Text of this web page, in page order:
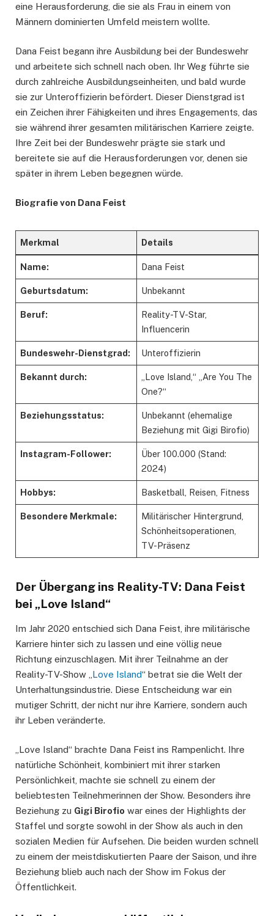
eine Herausforderung, die sie als Frau in einem von
Männern dominierten Umfeld meistern wollte.
Dana Feist begann ihre Ausbildung bei der Bundeswehr
und arbeitete sich schnell nach oben. Ihr Weg führte sie
durch zahlreiche Ausbildungseinheiten, und bald wurde
sie zur Unteroffizierin befördert. Dieser Dienstgrad ist
ein Zeichen ihrer Fähigkeiten und ihres Engagements, das
sie während ihrer gesamten militärischen Karriere zeigte.
Ihre Zeit bei der Bundeswehr prägte sie stark und
bereitete sie auf die Herausforderungen vor, denen sie
später in ihrem Leben begegnen würde.
Biografie von Dana Feist
Merkmal Details
Name: Dana Feist
Geburtsdatum: Unbekannt
Beruf:
Reality-TV-Star,
Influencerin
Bundeswehr-Dienstgrad: Unteroffizierin
Bekannt durch:
„Love Island,“ „Are You The
One?“
Beziehungsstatus:
Unbekannt (ehemalige
Beziehung mit Gigi Birofio)
Instagram-Follower:
Über 100.000 (Stand:
2024)
Hobbys: Basketball, Reisen, Fitness
Besondere Merkmale:
Militärischer Hintergrund,
Schönheitsoperationen,
TV-Präsenz
Der Übergang ins Reality-TV: Dana Feist
bei „Love Island“
Im Jahr 2020 entschied sich Dana Feist, ihre militärische
Karriere hinter sich zu lassen und eine völlig neue
Richtung einzuschlagen. Mit ihrer Teilnahme an der
Reality-TV-Show „ Love Island“ betrat sie die Welt der
Unterhaltungsindustrie. Diese Entscheidung war ein
mutiger Schritt, der nicht nur ihre Karriere, sondern auch
ihr Leben veränderte.
„Love Island“ brachte Dana Feist ins Rampenlicht. Ihre
natürliche Schönheit, kombiniert mit ihrer starken
Persönlichkeit, machte sie schnell zu einem der
beliebtesten Teilnehmerinnen der Show. Besonders ihre
Beziehung zu Gigi Birofio war eines der Highlights der
Staffel und sorgte sowohl in der Show als auch in den
sozialen Medien für Aufsehen. Die beiden wurden schnell
zu einem der meistdiskutierten Paare der Saison, und ihre
Beziehung blieb auch nach der Show im Fokus der
Öffentlichkeit.